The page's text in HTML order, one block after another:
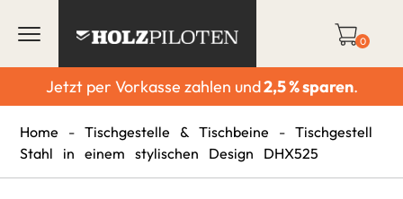
0
Jetzt per Vorkasse zahlen und2,5 % sparen.
Home - Tischgestelle & Tischbeine - Tischgestell
Stahl in einem stylischen Design DHX525